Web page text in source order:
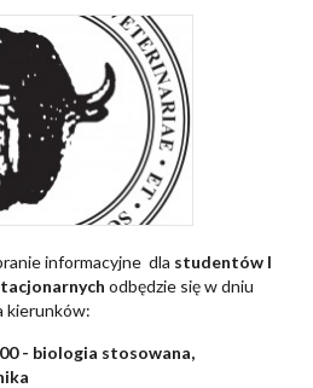
informacyjne dla studentów I
odbędzie się w dniu
kierunków:
- biologia stosowana,